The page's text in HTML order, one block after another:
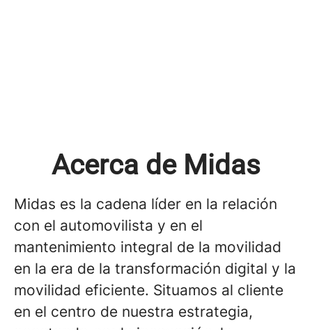
Acerca de Midas
Midas es la cadena líder en la relación
con el automovilista y en el
mantenimiento integral de la movilidad
en la era de la transformación digital y la
movilidad eficiente. Situamos al cliente
en el centro de nuestra estrategia,